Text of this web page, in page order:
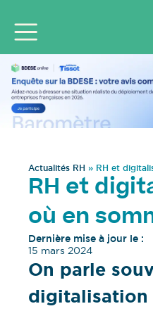
Actualités RH » RH et
RH et
où en
Dernière mise à jour le :
15 mars 2024
On parle
digitalisation